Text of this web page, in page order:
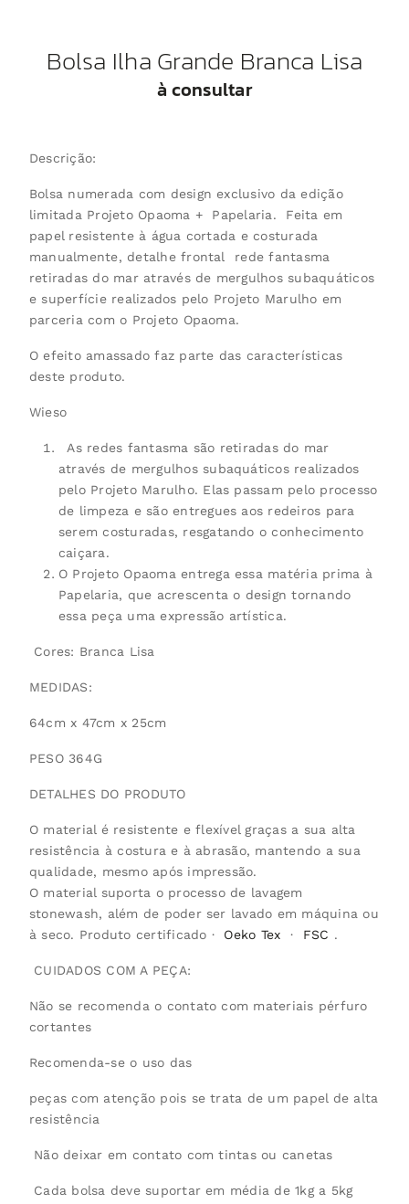
Bolsa Ilha Grande Branca Lisa
à consultar
Descrição:
Bolsa numerada com design exclusivo da edição
limitada Projeto Opaoma + Papelaria. Feita em
papel resistente à água cortada e costurada
manualmente, detalhe frontal rede fantasma
retiradas do mar através de mergulhos subaquáticos
e superfície realizados pelo Projeto Marulho em
parceria com o Projeto Opaoma.
O efeito amassado faz parte das características
deste produto.
Wieso
As redes fantasma são retiradas do mar
através de mergulhos subaquáticos realizados
pelo Projeto Marulho. Elas passam pelo processo
de limpeza e são entregues aos redeiros para
serem costuradas, resgatando o conhecimento
caiçara.
O Projeto Opaoma entrega essa matéria prima à
Papelaria, que acrescenta o design tornando
essa peça uma expressão artística.
Cores: Branca Lisa
MEDIDAS:
64cm x 47cm x 25cm
PESO 364G
DETALHES DO PRODUTO
O material é resistente e flexível graças a sua alta
resistência à costura e à abrasão, mantendo a sua
qualidade, mesmo após impressão.
O material suporta o processo de lavagem
stonewash, além de poder ser lavado em máquina ou
à seco. Produto certificado · Oeko Tex · FSC .
CUIDADOS COM A PEÇA:
Não se recomenda o contato com materiais pérfuro
cortantes
Recomenda-se o uso das
peças com atenção pois se trata de um papel de alta
resistência
Não deixar em contato com tintas ou canetas
Cada bolsa deve suportar em média de 1kg a 5kg